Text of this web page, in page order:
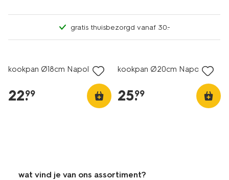
gratis thuisbezorgd vanaf 30.-
kookpan Ø18cm Napoli
22.
99
kookpan Ø20cm Napoli
25.
99
wat vind je van ons assortiment?